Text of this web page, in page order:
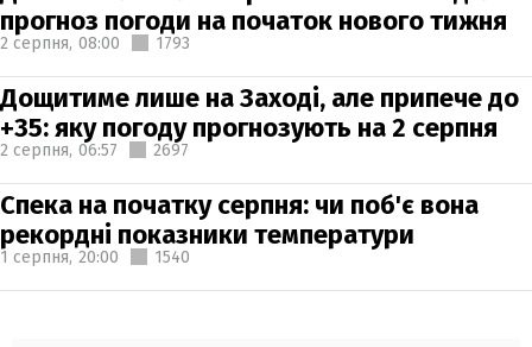
прогноз погоди на початок нового тижня
2 серпня, 08:00 1793
Дощитиме лише на Заході, але припече до
+35: яку погоду прогнозують на 2 серпня
2 серпня, 06:57 2697
Спека на початку серпня: чи поб'є вона
рекордні показники температури
1 серпня, 20:00 1540